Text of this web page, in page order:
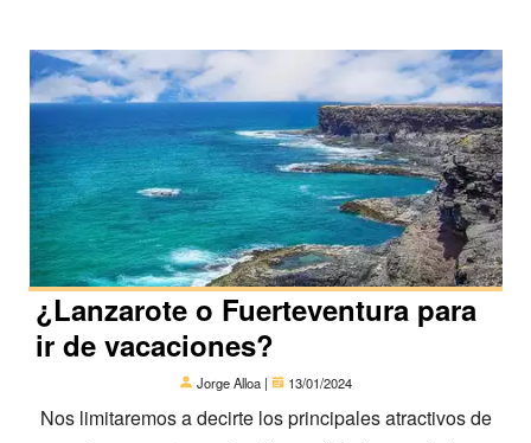
¿Lanzarote o Fuerteventura para
ir de vacaciones?
Jorge Alloa | 13/01/2024
Nos limitaremos a decirte los principales atractivos de